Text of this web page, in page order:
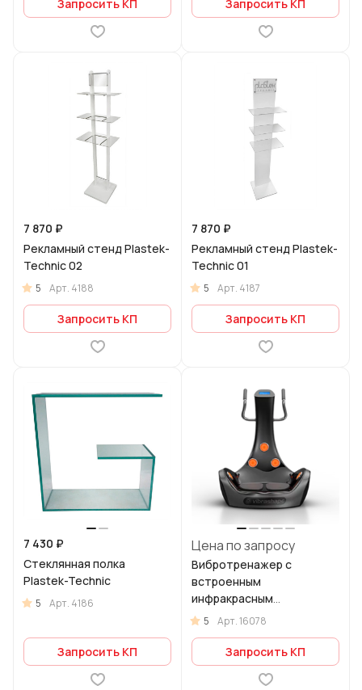
Запросить КП Запросить КП
7 870 ₽
Рекламный стенд Plastek-
Technic 02
5 Арт. 4188
Запросить КП
7 870 ₽
Рекламный стенд Plastek-
Technic 01
5 Арт. 4187
Запросить КП
7 430 ₽
Стеклянная полка
Plastek-Technic
5 Арт. 4186
Запросить КП
Цена по запросу
Вибротренажер с
встроенным
инфракрасным
излучением
5 Арт.16078
Запросить КП